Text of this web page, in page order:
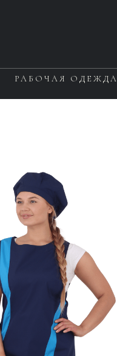
РАБОЧАЯ ОДЕЖДА